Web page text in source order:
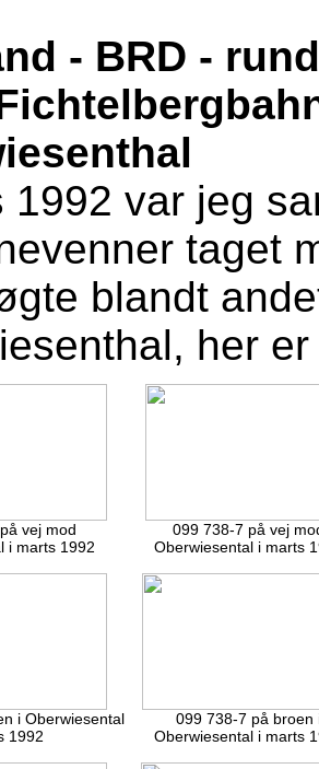
- BRD -
1992 var jeg
taget
blandt
her
vej mod
i marts 1992
099 738-7 på vej
Oberwiesental i marts
i Oberwiesental
1992
099 738-7 på broen
Oberwiesental i marts